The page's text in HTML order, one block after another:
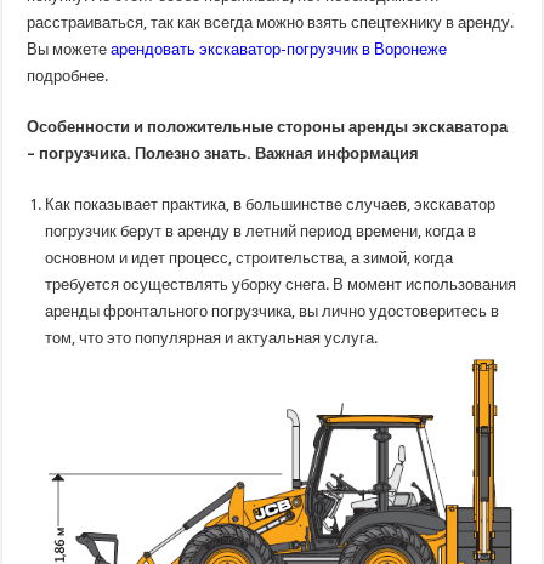
расстраиваться, так как всегда можно взять спецтехнику в аренду.
Вы можетеарендовать экскаватор-погрузчик в Воронеже
подробнее.
Особенности и положительные стороны аренды экскаватора
– погрузчика. Полезно знать. Важная информация
Как показывает практика, в большинстве случаев, экскаватор
погрузчик берут в аренду в летний период времени, когда в
основном и идет процесс, строительства, а зимой, когда
требуется осуществлять уборку снега. В момент использования
аренды фронтального погрузчика, вы лично удостоверитесь в
том, что это популярная и актуальная услуга.